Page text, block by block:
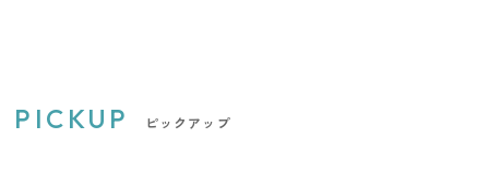
PICKUP ピックアップ